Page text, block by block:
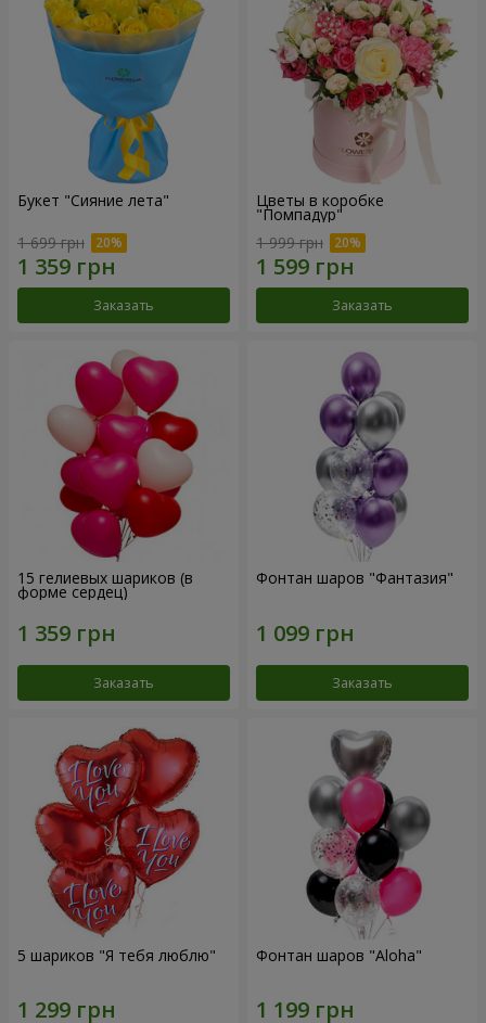
Букет "Сияние лета"
1 699 грн
Заказать
Цветы в коробке
"Помпадур"
1 999 грн
Заказать
15 гелиевых шариков (в
форме сердец)
Заказать
Фонтан шаров "Фантазия"
Заказать
5 шариков "Я тебя люблю" Фонтан шаров "Aloha"